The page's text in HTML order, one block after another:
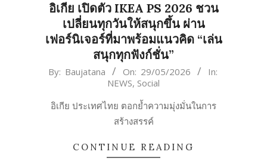
อิเกีย เปิดตัว IKEA PS 2026 ชวน
เปลี่ยนทุกวันให้สนุกขึ้น ผ่าน
เฟอร์นิเจอร์ที่มาพร้อมแนวคิด “เล่น
สนุกทุกฟังก์ชั่น”
2026-
By: Baujatana On: 29/05/2026
In:
NEWS, Social
อิเกีย ประเทศไทย ตอกย้ำความมุ่งมั่นในการ
สร้างสรรค์
CONTINUE READING